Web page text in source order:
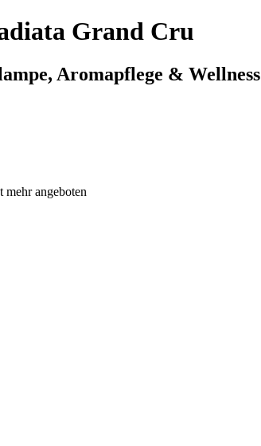
Grand Cru
Aromapflege & Wellness
angeboten